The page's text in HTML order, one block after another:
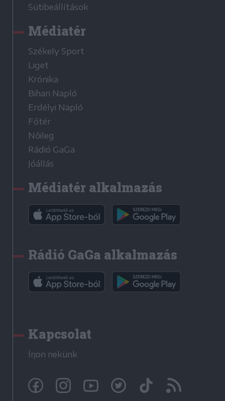
Sütibeállítások
Médiatér
Székely Sport
Liget
Krónika
Bihari Napló
Erdélyi Napló
Főtér
Nőileg
Rádió GaGa
Jóállás
Médiatér alkalmazás
Rádió GaGa alkalmazás
Kapcsolat
Írjon nekünk